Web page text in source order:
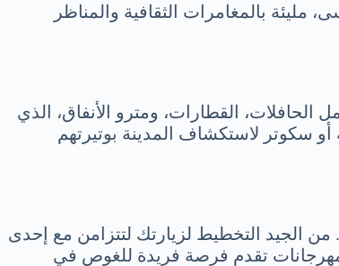
بالمغامرات الثقافية والمناظر
القطارات، ومترو الأنفاق، الذي
سكوتر لاستكشاف المدينة بوتيرتهم
من الجيد التخطيط لزيارتك لتتزامن مع إحدى
تقدم فرصة فريدة للغوص في